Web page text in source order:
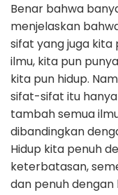
Benar bahwa
menjelaskan
sifat yang juga
ilmu, kita pun
kita pun hidup.
sifat-sifat itu hanya
tambah semua
dibandingkan
Hidup kita penuh
keterbatasan,
dan penuh